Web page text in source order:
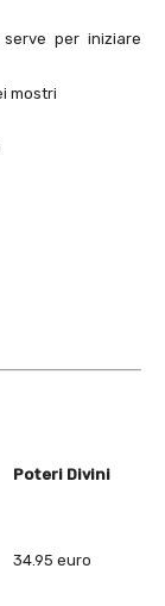
per iniziare
mostri
Poteri Divini
34.95 euro